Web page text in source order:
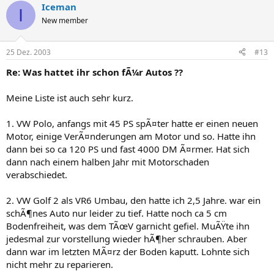
I Iceman
New member
25 Dez. 2003 #13
Re: Was hattet ihr schon fÃ¼r Autos ??
Meine Liste ist auch sehr kurz.
1. VW Polo, anfangs mit 45 PS spÃ¤ter hatte er einen neuen
Motor, einige VerÃ¤nderungen am Motor und so. Hatte ihn
dann bei so ca 120 PS und fast 4000 DM Ã¤rmer. Hat sich
dann nach einem halben Jahr mit Motorschaden
verabschiedet.
2. VW Golf 2 als VR6 Umbau, den hatte ich 2,5 Jahre. war ein
schÃ¶nes Auto nur leider zu tief. Hatte noch ca 5 cm
Bodenfreiheit, was dem TÃœV garnicht gefiel. MuÃŸte ihn
jedesmal zur vorstellung wieder hÃ¶her schrauben. Aber
dann war im letzten MÃ¤rz der Boden kaputt. Lohnte sich
nicht mehr zu reparieren.